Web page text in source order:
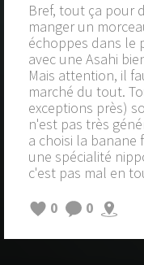
Bref, tout ça pour
manger un
échoppes dans le
avec une Asahi
Mais attention, il
marché du tout.
exceptions près)
n'est pas très
a choisi la banane
une spécialité
c'est pas mal en
0
0